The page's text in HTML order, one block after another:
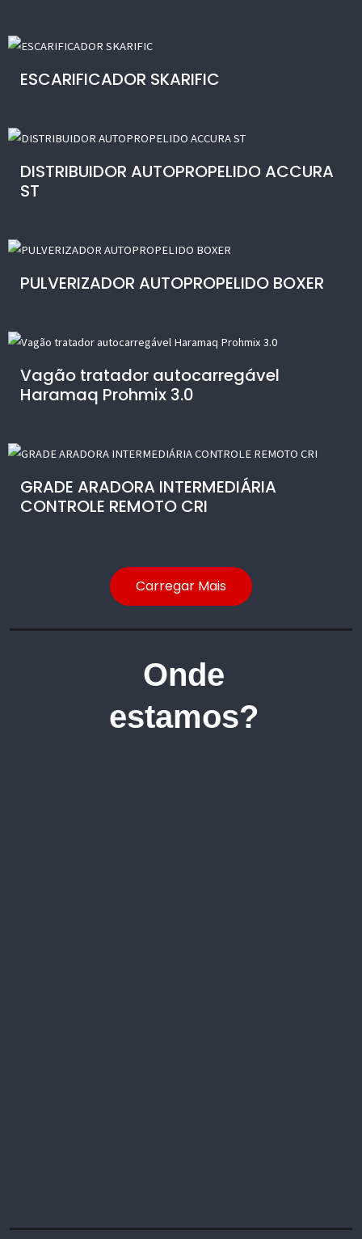
ESCARIFICADOR SKARIFIC
DISTRIBUIDOR AUTOPROPELIDO ACCURA
ST
PULVERIZADOR AUTOPROPELIDO BOXER
Vagão tratador autocarregável
Haramaq Prohmix 3.0
GRADE ARADORA INTERMEDIÁRIA
CONTROLE REMOTO CRI
Carregar Mais
Onde
estamos?